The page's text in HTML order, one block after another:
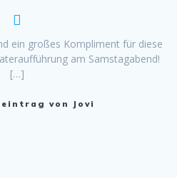
ein großes Kompliment für diese
am Samstagabend!
[…]
von Jovi